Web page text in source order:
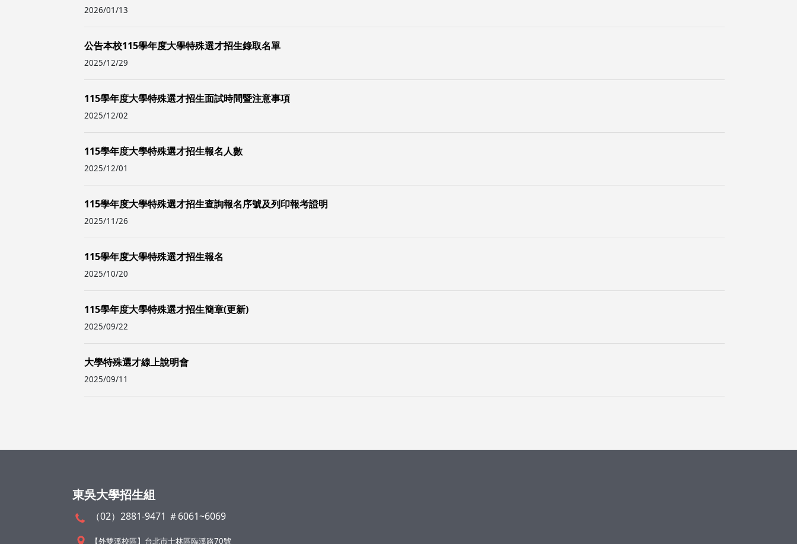
2026/01/13
公告本校115學年度大學特殊選才招生錄取名單
2025/12/29
115學年度大學特殊選才招生面試時間暨注意事項
2025/12/02
115學年度大學特殊選才招生報名人數
2025/12/01
115學年度大學特殊選才招生查詢報名序號及列印報考證明
2025/11/26
115學年度大學特殊選才招生報名
2025/10/20
115學年度大學特殊選才招生簡章(更新)
2025/09/22
大學特殊選才線上說明會
2025/09/11
東吳大學招生組
（02）2881-9471 ＃6061~6069
【外雙溪校區】台北市士林區臨溪路70號